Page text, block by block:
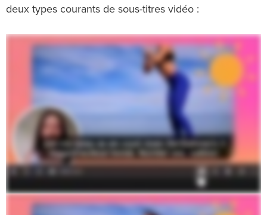
deux types courants de sous-titres vidéo :